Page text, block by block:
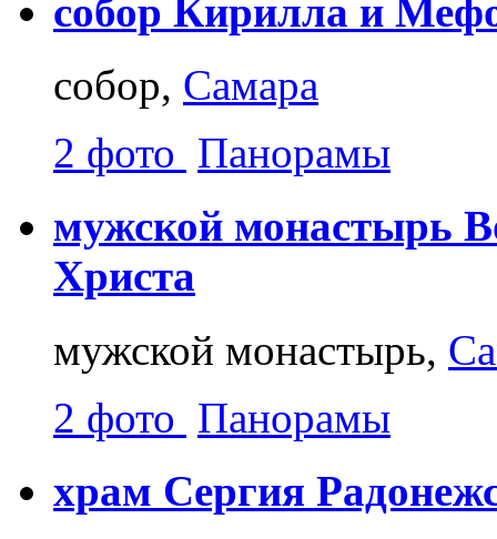
собор Кирилла и
собор, Самара
2 фото Панорамы
мужской монастырь
Христа
мужской монастырь,
2 фото Панорамы
храм Сергия